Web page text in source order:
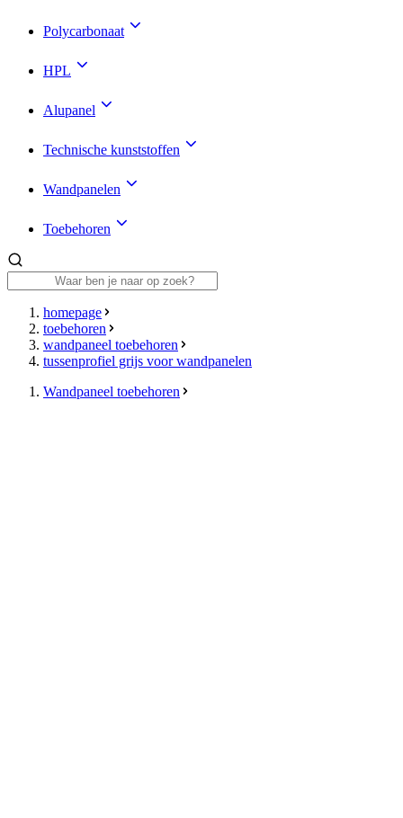
Polycarbonaat
HPL
Alupanel
Technische kunststoffen
Wandpanelen
Toebehoren
homepage
toebehoren
wandpaneel toebehoren
tussenprofiel grijs voor wandpanelen
Wandpaneel toebehoren